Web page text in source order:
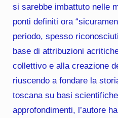
si sarebbe imbattuto nelle
ponti definiti ora
periodo, spesso
base di attribuzioni
collettivo e alla creazione
riuscendo a fondare la
toscana su basi
approfondimenti, l’autore